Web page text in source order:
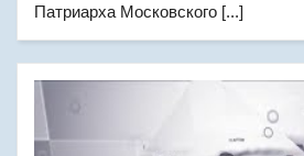
Патриарха Московского [...]